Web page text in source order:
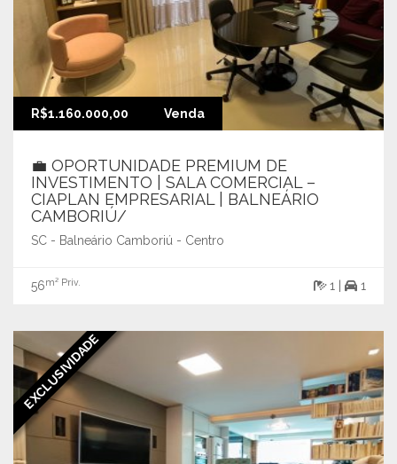
R$1.160.000,00 Venda
💼 OPORTUNIDADE PREMIUM DE
INVESTIMENTO | SALA COMERCIAL –
CIAPLAN EMPRESARIAL | BALNEÁRIO
CAMBORIÚ/
SC - Balneário Camboriú - Centro
56m² Priv. 1 | 1
EXCLUSIVIDADE